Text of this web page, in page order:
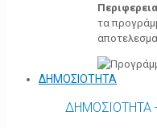
τα
ΔΗΜΟΣΙΟΤΗΤΑ